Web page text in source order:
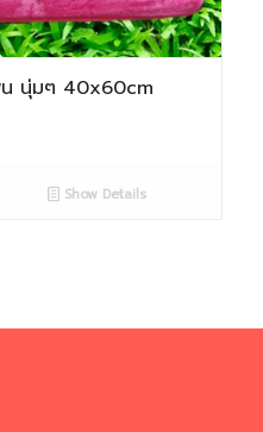
น นุ่มๆ 40x60cm
Show Details